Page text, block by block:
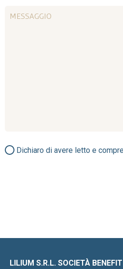
Dichiaro di avere letto e
LILIUM S.R.L. SOCIETÀ BENEFIT